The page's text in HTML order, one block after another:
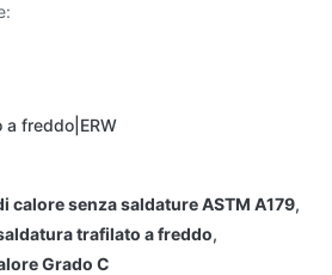
a freddo|ERW
calore senza saldature ASTM A179,
trafilato a freddo,
Grado C